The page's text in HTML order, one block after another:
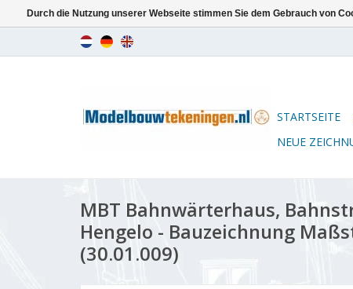
STARTSEITE
NEUE
MBT Bahnwärterhaus,
Hengelo - Bauzeichnung
(30.01.009)
Durch die Nutzung unserer Webseite stimmen Sie dem Gebrauch von